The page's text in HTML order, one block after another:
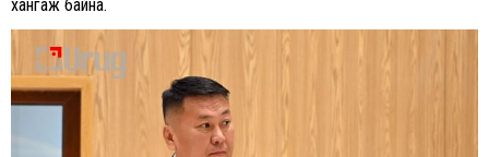
хангаж байна.